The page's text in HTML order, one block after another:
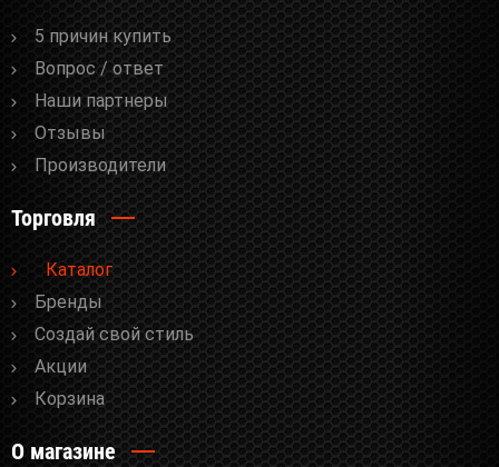
5 причин купить
Вопрос / ответ
Наши партнеры
Отзывы
Производители
Торговля
Каталог
Бренды
Cоздай свой стиль
Акции
Корзина
О магазине